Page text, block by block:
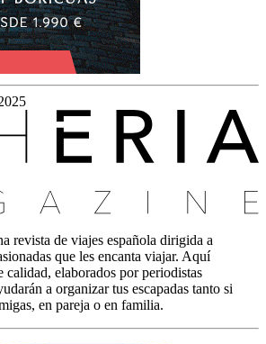
revista de viajes española dirigida a
que les encanta viajar. Aquí
calidad, elaborados por periodistas
a organizar tus escapadas tanto si
en pareja o en familia.